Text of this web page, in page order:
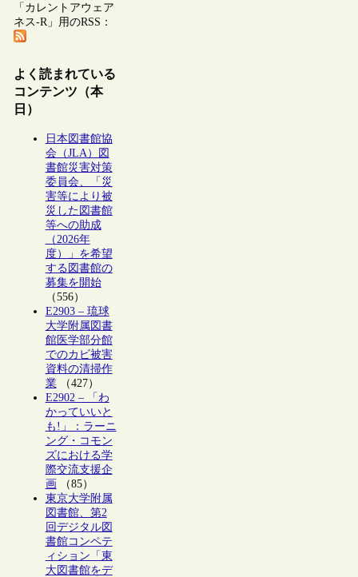
「カレントアウェア
ネス-R」用のRSS：
よく読まれている
コンテンツ（本
日）
日本図書館協
会（JLA）図
書館災害対策
委員会、「災
害等により被
災した図書館
等への助成
（2026年
度）」を希望
する図書館の
募集を開始
（556）
E2903 – 琉球
大学附属図書
館医学部分館
でのカビ被害
資料の清掃作
業（427）
E2902 – 「わ
かっていいと
も!」：ラーニ
ング・コモン
ズにおける学
際交流支援企
画（85）
東京大学附属
図書館、第2
回デジタル図
書館コンペテ
ィション「東
大図書館をデ